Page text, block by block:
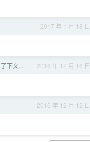
2017 年 1 月 18 日
2016 年 12 月 16 日
下文...
2016 年 12 月 12 日